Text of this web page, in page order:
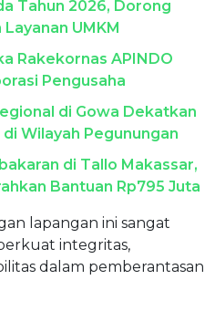
Tahun 2026, Dorong
UMKM
Rakekornas APINDO
Pengusaha
di Gowa Dekatkan
Wilayah Pegunungan
di Tallo Makassar,
Bantuan Rp795 Juta
lapangan ini sangat
integritas,
dalam pemberantasan